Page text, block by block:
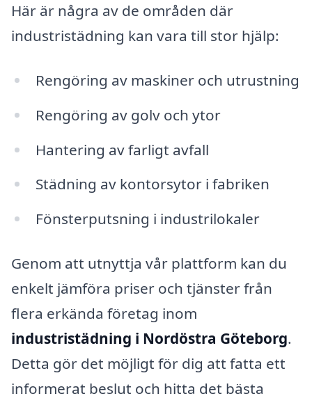
Här är några av de områden där
industristädning kan vara till stor hjälp:
Rengöring av maskiner och utrustning
Rengöring av golv och ytor
Hantering av farligt avfall
Städning av kontorsytor i fabriken
Fönsterputsning i industrilokaler
Genom att utnyttja vår plattform kan du
enkelt jämföra priser och tjänster från
flera erkända företag inom
industristädning i Nordöstra Göteborg.
Detta gör det möjligt för dig att fatta ett
informerat beslut och hitta det bästa